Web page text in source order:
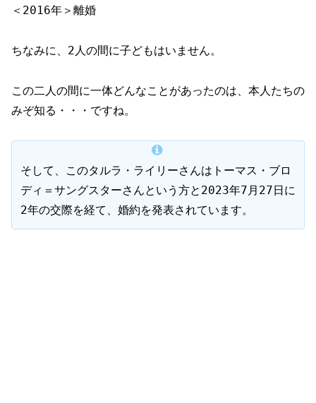
＜2016年＞離婚
ちなみに、2人の間に子どもはいません。
この二人の間に一体どんなことがあったのは、本人たちの
みぞ知る・・・ですね。
そして、このタルラ・ライリーさんはトーマス・ブロ
ディ＝サングスターさんという方と2023年7月27日に
2年の交際を経て、婚約を発表されています。